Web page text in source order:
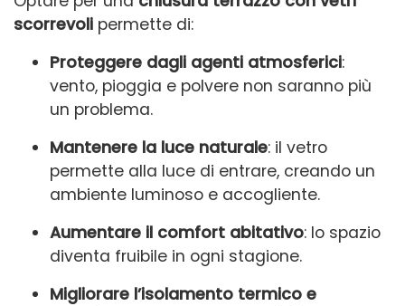
scorrevoli permette di:
Proteggere dagli agenti atmosferici:
vento, pioggia e polvere non saranno più
un problema.
Mantenere la luce naturale: il vetro
permette alla luce di entrare, creando un
ambiente luminoso e accogliente.
Aumentare il comfort abitativo: lo spazio
diventa fruibile in ogni stagione.
Migliorare l’isolamento termico e